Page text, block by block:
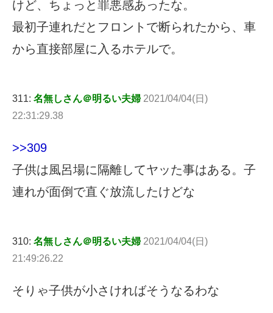
けど、ちょっと罪悪感あったな。
最初子連れだとフロントで断られたから、車
から直接部屋に入るホテルで。
311: 名無しさん＠明るい夫婦 2021/04/04(日)
22:31:29.38
>>309
子供は風呂場に隔離してヤッた事はある。子
連れが面倒で直ぐ放流したけどな
310: 名無しさん＠明るい夫婦 2021/04/04(日)
21:49:26.22
そりゃ子供が小さければそうなるわな